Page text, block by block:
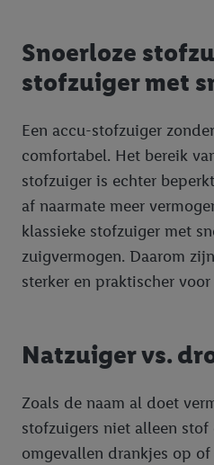
Snoerloze
stofzuiger met
Een accu-stofzuiger
comfortabel. Het bereik
stofzuiger is echter
af naarmate meer
klassieke stofzuiger met
zuigvermogen. Daarom
sterker en praktischer
Natzuiger vs.
Zoals de naam al doet
stofzuigers niet alleen
omgevallen drankjes op